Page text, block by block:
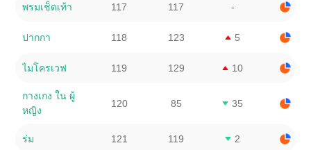
พรมเช็ดเท้า 117 117 -
ปากกา 118 123 5
ไมโครเวฟ 119 129 10
กางเกง ใน ผู้
หญิง
120 85 35
ร่ม 121 119 2